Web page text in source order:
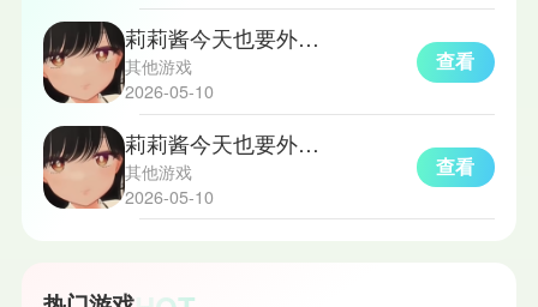
莉莉酱今天也要外出挑战游戏
其他游戏
2026-05-10
查看
莉莉酱今天也要外出挑战
其他游戏
2026-05-10
查看